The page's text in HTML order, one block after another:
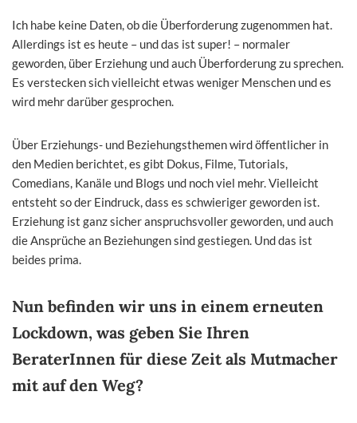
Ich habe keine Daten, ob die Überforderung zugenommen hat.
Allerdings ist es heute – und das ist super! – normaler
geworden, über Erziehung und auch Überforderung zu sprechen.
Es verstecken sich vielleicht etwas weniger Menschen und es
wird mehr darüber gesprochen.
Über Erziehungs- und Beziehungsthemen wird öffentlicher in
den Medien berichtet, es gibt Dokus, Filme, Tutorials,
Comedians, Kanäle und Blogs und noch viel mehr. Vielleicht
entsteht so der Eindruck, dass es schwieriger geworden ist.
Erziehung ist ganz sicher anspruchsvoller geworden, und auch
die Ansprüche an Beziehungen sind gestiegen. Und das ist
beides prima.
Nun befinden wir uns in einem erneuten
Lockdown, was geben Sie Ihren
BeraterInnen für diese Zeit als Mutmacher
mit auf den Weg?